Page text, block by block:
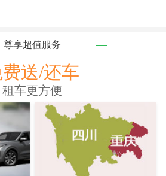
尊享超值服务
送/还车
租车更方便